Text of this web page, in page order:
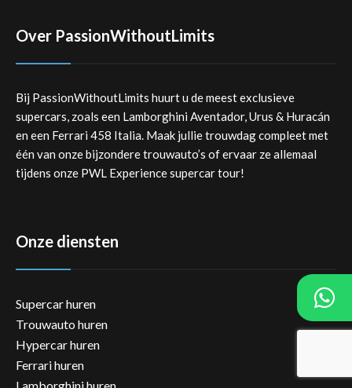
Over PassionWithoutLimits
Bij PassionWithoutLimits huurt u de meest exclusieve
supercars, zoals een Lamborghini Aventador, Urus & Huracán
en een Ferrari 458 Italia. Maak jullie trouwdag compleet met
één van onze bijzondere trouwauto’s of ervaar ze allemaal
tijdens onze PWL Experience supercar tour!
Onze diensten
Supercar huren
Trouwauto huren
Hypercar huren
Ferrari huren